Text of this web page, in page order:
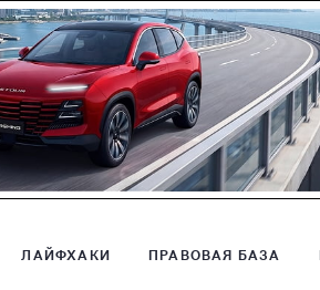
ЛАЙФХАКИ ПРАВОВАЯ БАЗА